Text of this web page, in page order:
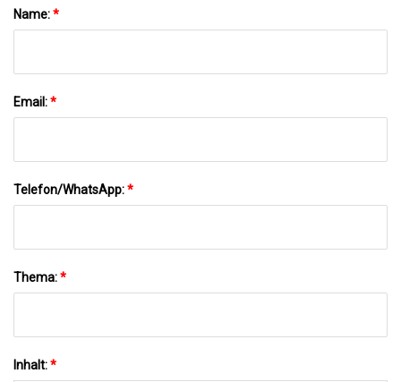
Name:*
Email:*
Telefon/WhatsApp:*
Thema:*
Inhalt:*